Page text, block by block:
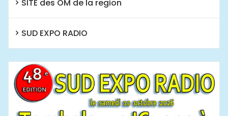
SITE des OM de la region
SUD EXPO RADIO